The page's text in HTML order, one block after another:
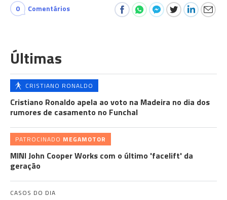
0 Comentários
Últimas
CRISTIANO RONALDO
Cristiano Ronaldo apela ao voto na Madeira no dia dos
rumores de casamento no Funchal
PATROCINADO MEGAMOTOR
MINI John Cooper Works com o último 'facelift' da
geração
CASOS DO DIA